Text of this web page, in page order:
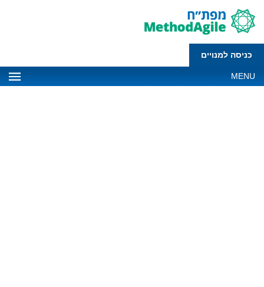
כניסה למנויים
MENU